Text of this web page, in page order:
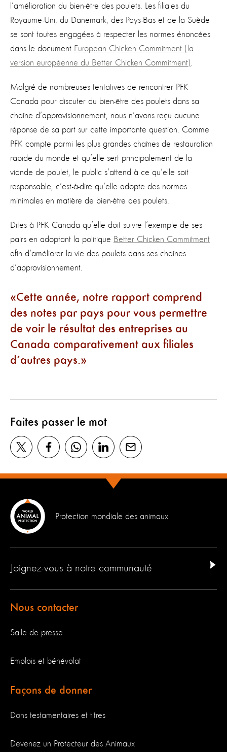
l’amélioration du bien-être des poulets. Les filiales du
Royaume-Uni, du Danemark, des Pays-Bas et de la Suède
se sont toutes engagées à respecter les normes énoncées
dans le document European Chicken Commitment (la
version européenne du Better Chicken Commitment).
Malgré de nombreuses tentatives de rencontrer PFK
Canada pour discuter du bien-être des poulets dans sa
chaîne d’approvisionnement, nous n’avons reçu aucune
réponse de sa part sur cette importante question. Comme
PFK compte parmi les plus grandes chaînes de restauration
rapide du monde et qu’elle sert principalement de la
viande de poulet, le public s’attend à ce qu’elle soit
responsable, c’est-à-dire qu’elle adopte des normes
minimales en matière de bien-être des poulets.
Dites à PFK Canada qu’elle doit suivre l’exemple de ses
pairs en adoptant la politique Better Chicken Commitment
afin d’améliorer la vie des poulets dans ses chaînes
d’approvisionnement.
Cette année, notre rapport comprend
des notes par pays pour vous permettre
de voir le résultat des entreprises au
Canada comparativement aux filiales
d’autres pays.
Faites passer le mot
Protection mondiale des animaux
Joignez-vous à notre communauté
Nous contacter
Salle de presse
Emplois et bénévolat
Façons de donner
Dons testamentaires et titres
Devenez un Protecteur des Animaux